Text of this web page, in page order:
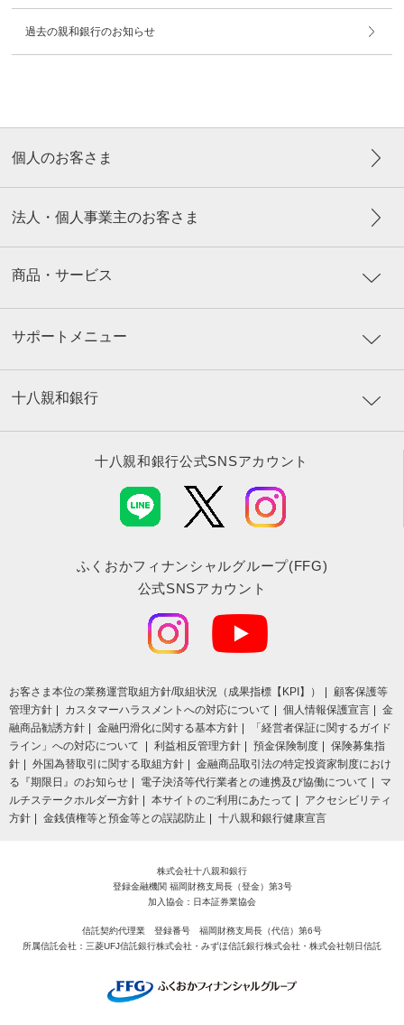
過去の親和銀行のお知らせ
個人のお客さま
法人・個人事業主のお客さま
商品・サービス
サポートメニュー
十八親和銀行
十八親和銀行公式SNSアカウント
ふくおかフィナンシャルグループ(FFG)
公式SNSアカウント
お客さま本位の業務運営取組⽅針/取組状況（成果指標【KPI】）
顧客保護等
管理方針
カスタマーハラスメントへの対応について 個人情報保護宣言
金
融商品勧誘方針
金融円滑化に関する基本方針
「経営者保証に関するガイド
ライン」への対応について
利益相反管理方針 預金保険制度
保険募集指
針
外国為替取引に関する取組方針
金融商品取引法の特定投資家制度におけ
る『期限日』のお知らせ
電子決済等代行業者との連携及び協働について
マ
ルチステークホルダー方針
本サイトのご利用にあたって
アクセシビリティ
方針
金銭債権等と預金等との誤認防止 十八親和銀行健康宣言
株式会社十八親和銀行
登録金融機関 福岡財務支局長（登金）第3号
加入協会：日本証券業協会
信託契約代理業 登録番号 福岡財務支局長（代信）第6号
所属信託会社：三菱UFJ信託銀行株式会社・みずほ信託銀行株式会社・株式会社朝日信託